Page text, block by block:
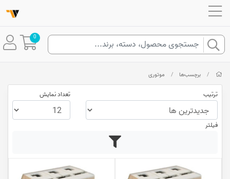
0
/ برچسب‌ها / موتوری
ترتیب تعداد نمایش
فیلتر